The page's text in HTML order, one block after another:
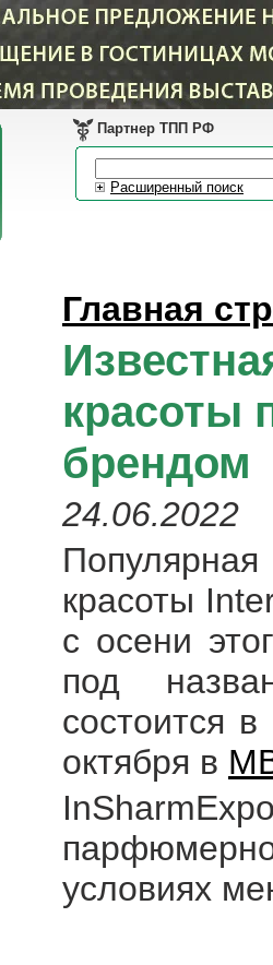
Партнер ТПП РФ
Расширенный поиск
Главная
красоты
брендом
24.06.2022
красоты
с осени
под
состоится
октября в
условиях